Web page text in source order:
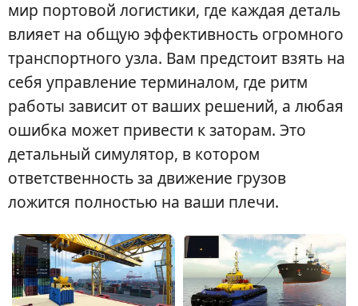
мир портовой логистики, где каждая деталь
влияет на общую эффективность огромного
транспортного узла. Вам предстоит взять на
себя управление терминалом, где ритм
работы зависит от ваших решений, а любая
ошибка может привести к заторам. Это
детальный симулятор, в котором
ответственность за движение грузов
ложится полностью на ваши плечи.